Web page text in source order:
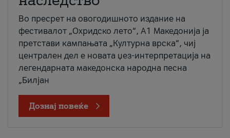
Во пресрет на овогодишното издание на
фестивалот „Охридско лето“, А1 Македонија ја
претстави кампањата „Културна врска“, чиј
централен дел е новата џез-интерпретација на
легендарната македонска народна песна
„Билјан
Дознај повеќе